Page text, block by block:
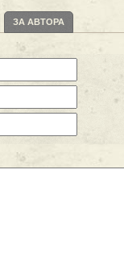
ЗА АВТОРА